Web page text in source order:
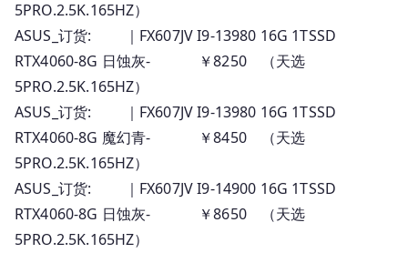
5PRO.2.5K.165HZ）
ASUS_订货: ｜FX607JV I9-13980 16G 1TSSD
RTX4060-8G 日蚀灰- ￥8250 （天选
5PRO.2.5K.165HZ）
ASUS_订货: ｜FX607JV I9-13980 16G 1TSSD
RTX4060-8G 魔幻青- ￥8450 （天选
5PRO.2.5K.165HZ）
ASUS_订货: ｜FX607JV I9-14900 16G 1TSSD
RTX4060-8G 日蚀灰- ￥8650 （天选
5PRO.2.5K.165HZ）